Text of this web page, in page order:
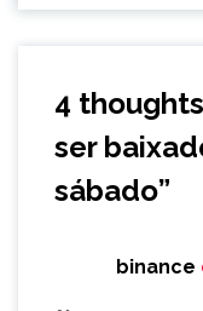
4
ser
sábado”
binance